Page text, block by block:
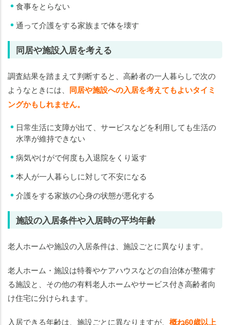
食事をとらない
通って介護をする家族まで体を壊す
同居や施設入居を考える
調査結果を踏まえて判断すると、高齢者の一人暮らしで次の
ようなときには、 同居や施設への入居を考えてもよいタイミ
ングかもしれません。
日常生活に支障が出て、サービスなどを利用しても生活の
水準が維持できない
病気やけがで何度も入退院をくり返す
本人が一人暮らしに対して不安になる
介護をする家族の心身の状態が悪化する
施設の入居条件や入居時の平均年齢
老人ホームや施設の入居条件は、施設ごとに異なります。
老人ホーム・施設は特養やケアハウスなどの自治体が整備す
る施設と、その他の有料老人ホームやサービス付き高齢者向
け住宅に分けられます。
入居できる年齢は、施設ごとに異なりますが、 概ね60歳以上